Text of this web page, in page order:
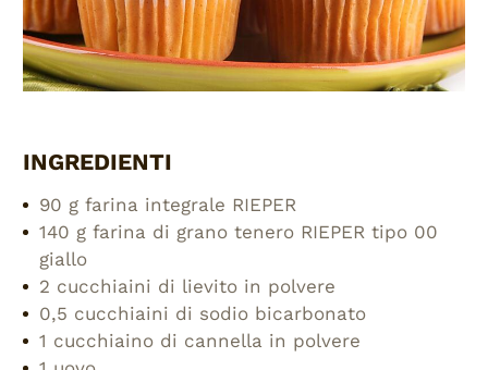
INGREDIENTI
90 g farina integrale RIEPER
140 g farina di grano tenero RIEPER tipo 00
giallo
2 cucchiaini di lievito in polvere
0,5 cucchiaini di sodio bicarbonato
1 cucchiaino di cannella in polvere